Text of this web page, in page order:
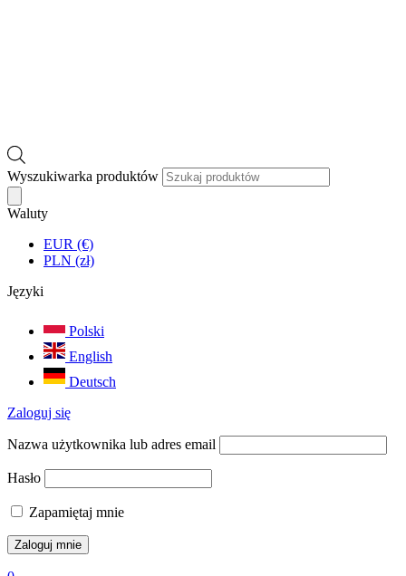
Wyszukiwarka produktów
Waluty
EUR (€)
PLN (zł)
Języki
Polski
English
Deutsch
Zaloguj się
Nazwa użytkownika lub adres email
Hasło
Zapamiętaj mnie